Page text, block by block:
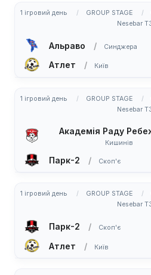
1 ігровий день GROUP STAGE
Nesebar
Альраво Синджера
Атлет Київ
1 ігровий день GROUP STAGE
Nesebar
Академія Раду
Кишинів
Парк-2 Скоп'є
1 ігровий день GROUP STAGE
Nesebar
Парк-2 Скоп'є
Атлет Київ